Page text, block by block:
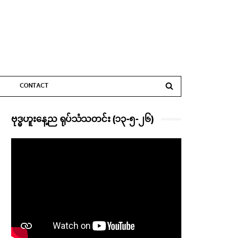
CONTACT
ဗုဒ္ဓဟူးနေ့ည ရုပ်သံသတင်း (၁၃-၅-၂၆)